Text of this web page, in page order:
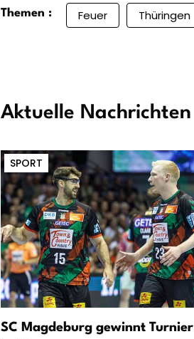
Themen : Feuer Thüringen
Aktuelle Nachrichten
SPORT
SC Magdeburg gewinnt Turnier